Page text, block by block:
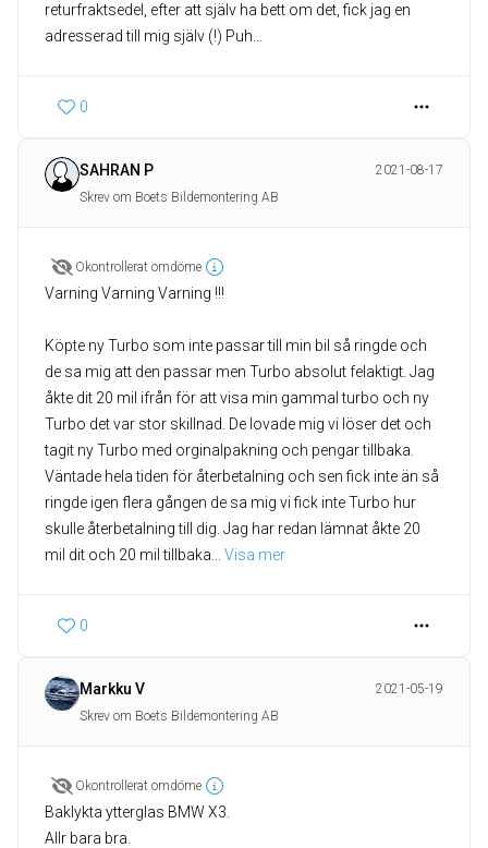
returfraktsedel, efter att själv ha bett om det, fick jag en
0
SAHRAN P
2021-08-17
Skrev om Boets Bildemontering AB
Okontrollerat omdöme
Varning Varning Varning !!!
Köpte ny Turbo som inte passar till min bil så ringde och
de sa mig att den passar men Turbo absolut felaktigt. Jag
åkte dit 20 mil ifrån för att visa min gammal turbo och ny
Turbo det var stor skillnad. De lovade mig vi löser det och
tagit ny Turbo med orginalpakning och pengar tillbaka.
Väntade hela tiden för återbetalning och sen fick inte än så
ringde igen flera gången de sa mig vi fick inte Turbo hur
skulle återbetalning till dig. Jag har redan lämnat åkte 20
mil dit och 20 mil tillbaka
Visa mer
0
Markku V
2021-05-19
Skrev om Boets Bildemontering AB
Okontrollerat omdöme
Baklykta ytterglas BMW X3.
Allr bara bra.